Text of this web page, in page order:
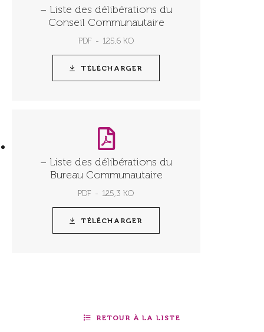
– Liste des délibérations du
Conseil Communautaire
PDF 125,6 KO
TÉLÉCHARGER
– Liste des délibérations du
Bureau Communautaire
PDF 125,3 KO
TÉLÉCHARGER
RETOUR À LA LISTE